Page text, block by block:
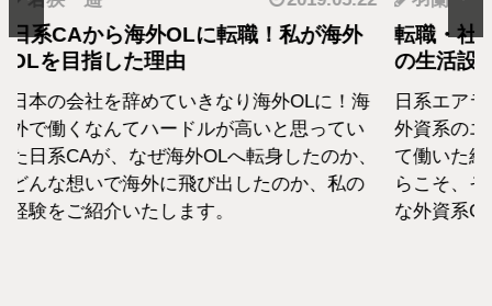
外
海
い
か、
の
転職・社会人経験ありの外資系CA！そ
の生活設計はどうなってる？
日系エアラインと違い新卒での募集がない
外資系のエアラインは、すでに社会人とし
て働いた経験をもつCAがほぼすべて。だか
らこそ、それぞれの考えも違います。そん
な外資系CAのお金事情をお話します。
転
者
終身
から
紹介